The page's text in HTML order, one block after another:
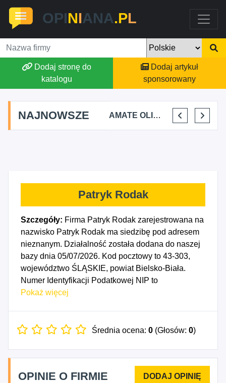
OPINIANA.PL
Dodaj stronę do
katalogu
Dodaj artykuł
sponsorowany
NAJNOWSZE
TOMASZ BURY PRYWATNA PRAKTYKA FIZJOTERAPII ALEKSANDRA BAKA AMATE OLIWIA KIRKIEWICZ
Patryk Rodak
Szczegóły: Firma Patryk Rodak zarejestrowana na
nazwisko Patryk Rodak ma siedzibę pod adresem
nieznanym. Działalność została dodana do naszej
bazy dnia 05/07/2026. Kod pocztowy to 43-303,
województwo ŚLĄSKIE, powiat Bielsko-Biała.
Numer Identyfikacji Podatkowej NIP to
5472260917, a numer identyfikacyjny REGON dla
na dzień 02/07/2026. Wybrane kody PKD to: 5920Z
pozostałych maszyn, urządzeń oraz dóbr
materialnych, gdzie indziej niesklasyfikowane,
Pokaż więcej
Średnia ocena: 0 (Głosów: 0)
OPINIE O FIRMIE